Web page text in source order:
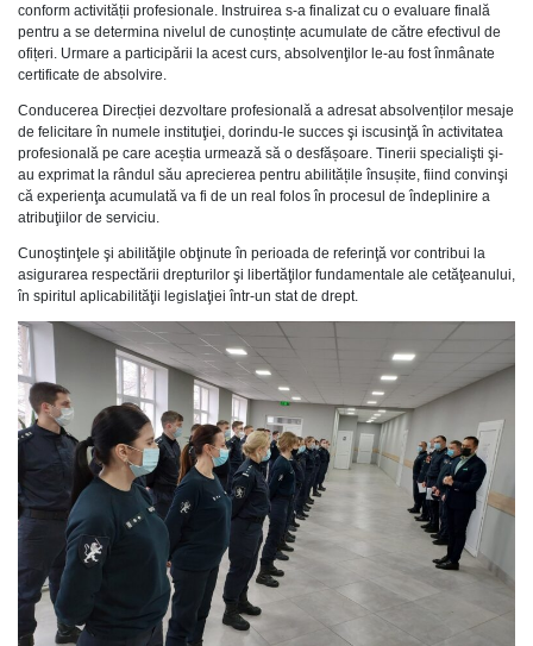
conform activității profesionale. Instruirea s-a finalizat cu o evaluare finală
pentru a se determina nivelul de cunoștințe acumulate de către efectivul de
ofițeri. Urmare a participării la acest curs, absolvenţilor le-au fost înmânate
certificate de absolvire.
Conducerea Direcției dezvoltare profesională a adresat absolvenților mesaje
de felicitare în numele instituţiei, dorindu-le succes şi iscusinţă în activitatea
profesională pe care aceștia urmează să o desfășoare. Tinerii specialişti şi-
au exprimat la rândul său aprecierea pentru abilitățile însușite, fiind convinşi
că experienţa acumulată va fi de un real folos în procesul de îndeplinire a
atribuţiilor de serviciu.
Cunoştinţele şi abilităţile obţinute în perioada de referinţă vor contribui la
asigurarea respectării drepturilor şi libertăţilor fundamentale ale cetăţeanului,
în spiritul aplicabilităţii legislaţiei într-un stat de drept.